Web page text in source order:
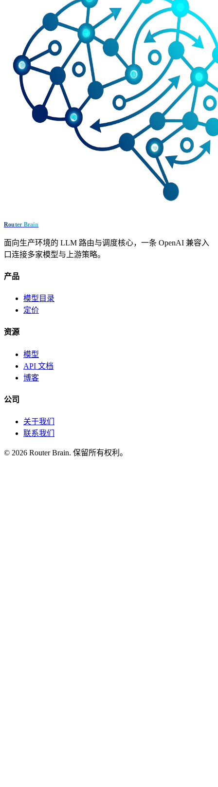
Router Brain
面向生产环境的 LLM 路由与调度核心，一条 OpenAI 兼容入
口连接多家模型与上游策略。
产品
模型目录
定价
资源
模型
API 文档
博客
公司
关于我们
联系我们
© 2026 Router Brain. 保留所有权利。